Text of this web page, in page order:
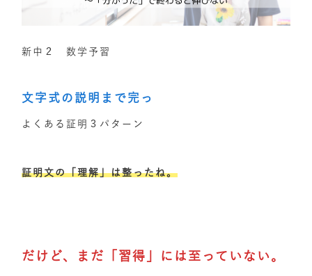
新中２ 数学予習
文字式の説明まで完っ
よくある証明３パターン
証明文の「理解」は整ったね。
だけど、まだ「習得」には至っていない。